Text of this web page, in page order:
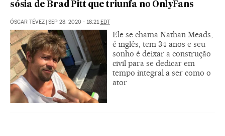
sósia de Brad Pitt que triunfa no OnlyFans
ÓSCAR TÉVEZ SEP 28, 2020 - 18:21 EDT
Ele se chama Nathan Meads,
é inglês, tem 34 anos e seu
sonho é deixar a construção
civil para se dedicar em
tempo integral a ser como o
ator